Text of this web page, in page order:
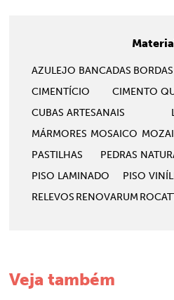
AZULEJO BANCADAS
CIMENTÍCIO
CIMENTO
CUBAS ARTESANAIS
MÁRMORES MOSAICO
PASTILHAS
PEDRAS
PISO LAMINADO
PISO
RELEVOS RENOVARUM
Veja também